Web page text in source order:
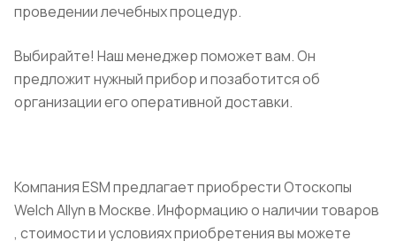
проведении лечебных процедур.
Выбирайте! Наш менеджер поможет вам. Он
предложит нужный прибор и позаботится об
организации его оперативной доставки.
Компания ESM предлагает приобрести Отоскопы
Welch Allyn в Москве. Информацию о наличии товаров
, стоимости и условиях приобретения вы можете